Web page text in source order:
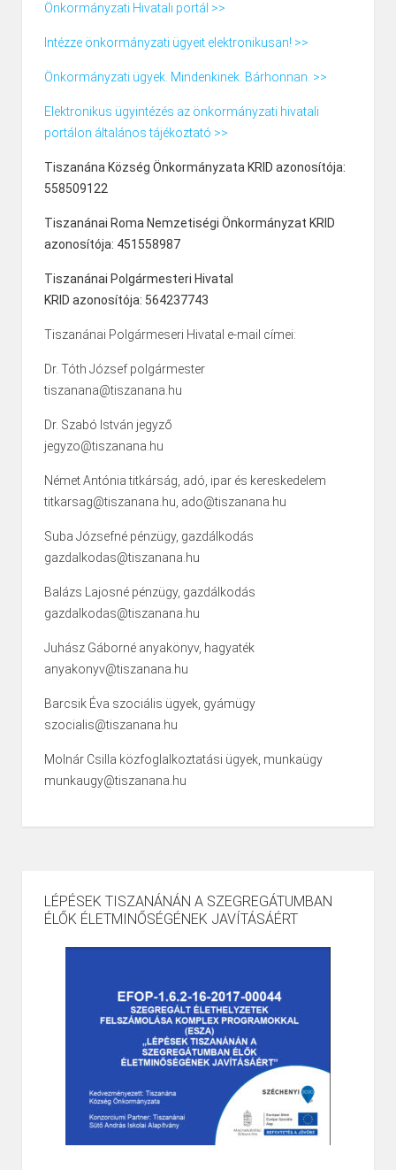
Önkormányzati Hivatali portál >>
Intézze önkormányzati ügyeit elektronikusan! >>
Önkormányzati ügyek. Mindenkinek. Bárhonnan. >>
Elektronikus ügyintézés az önkormányzati hivatali
portálon általános tájékoztató >>
Tiszanána Község Önkormányzata KRID azonosítója:
558509122
Tiszanánai Roma Nemzetiségi Önkormányzat KRID
azonosítója: 451558987
Tiszanánai Polgármesteri Hivatal
KRID azonosítója: 564237743
Tiszanánai Polgármeseri Hivatal e-mail címei:
Dr. Tóth József polgármester
tiszanana@tiszanana.hu
Dr. Szabó István jegyző
jegyzo@tiszanana.hu
Német Antónia titkárság, adó, ipar és kereskedelem
titkarsag@tiszanana.hu, ado@tiszanana.hu
Suba Józsefné pénzügy, gazdálkodás
gazdalkodas@tiszanana.hu
Balázs Lajosné pénzügy, gazdálkodás
gazdalkodas@tiszanana.hu
Juhász Gáborné anyakönyv, hagyaték
anyakonyv@tiszanana.hu
Barcsik Éva szociális ügyek, gyámügy
szocialis@tiszanana.hu
Molnár Csilla közfoglalkoztatási ügyek, munkaügy
munkaugy@tiszanana.hu
LÉPÉSEK TISZANÁNÁN A SZEGREGÁTUMBAN
ÉLŐK ÉLETMINŐSÉGÉNEK JAVÍTÁSÁÉRT